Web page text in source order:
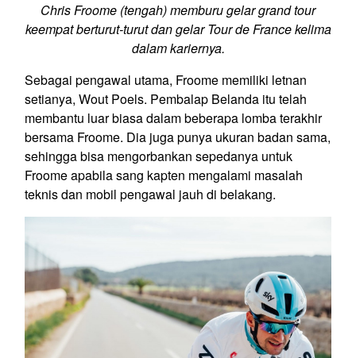
Chris Froome (tengah) memburu gelar grand tour
keempat berturut-turut dan gelar Tour de France kelima
dalam kariernya.
Sebagai pengawal utama, Froome memiliki letnan
setianya, Wout Poels. Pembalap Belanda itu telah
membantu luar biasa dalam beberapa lomba terakhir
bersama Froome. Dia juga punya ukuran badan sama,
sehingga bisa mengorbankan sepedanya untuk
Froome apabila sang kapten mengalami masalah
teknis dan mobil pengawal jauh di belakang.